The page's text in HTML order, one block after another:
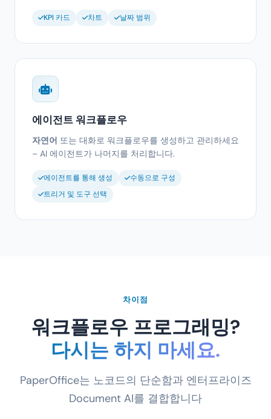
KPI 카드 차트 날짜 범위
에이전트 워크플로우
자연어 또는 대화로 워크플로우를 생성하고 관리하세요
– AI 에이전트가 나머지를 처리합니다.
에이전트를 통해 생성
수동으로 구성
트리거 및 도구 선택
차이점
워크플로우 프로그래밍?
다시는 하지 마세요.
PaperOffice는 노코드의 단순함과 엔터프라이즈
Document AI를 결합합니다